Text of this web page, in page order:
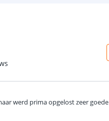
werd prima opgelost zeer